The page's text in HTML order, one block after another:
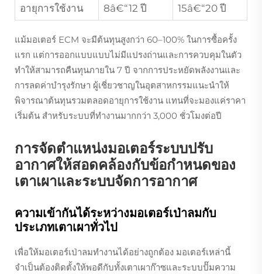
อายุการใช้งาน
8â€“12 ปี 15â€“20 ปี
แม้มอเตอร์ ECM จะมีต้นทุนสูงกว่า 60–100% ในการซื้อครั้ง
แรก แต่การออกแบบแบบไม่มีแปรงถ่านและการควบคุมในตัว
ทำให้สามารถคืนทุนภายใน 7 ปี จากการประหยัดพลังงานและ
การลดค่าบำรุงรักษา ผู้เชี่ยวชาญในอุตสาหกรรมแนะนำให้
พิจารณาต้นทุนรวมตลอดอายุการใช้งาน แทนที่จะมองแค่ราคา
เริ่มต้น สำหรับระบบที่ทำงานมากกว่า 3,000 ชั่วโมงต่อปี
การจัดตำแหน่งมอเตอร์ระบบปรับ
อากาศให้สอดคล้องกับข้อกำหนดของ
เตาเผาและระบบจัดการอากาศ
ความเข้ากันได้ระหว่างมอเตอร์เป่าลมกับ
ประเภทเตาเผาทั่วไป
เพื่อให้มอเตอร์เป่าลมทำงานได้อย่างถูกต้อง มอเตอร์เหล่านี้
จำเป็นต้องติดตั้งให้พอดีกับทั้งเตาเผาก๊าซและระบบปั๊มความ